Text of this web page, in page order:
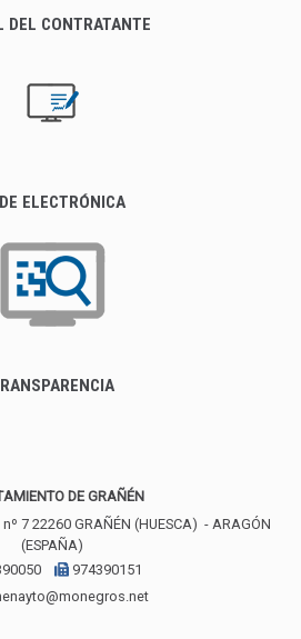
DEL CONTRATANTE
ELECTRÓNICA
DE GRAÑÉN
7 22260 GRAÑÉN (HUESCA) - ARAGÓN
(ESPAÑA)
974390151